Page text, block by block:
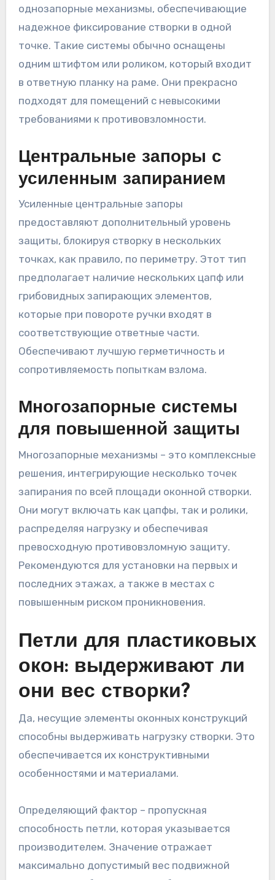
однозапорные механизмы, обеспечивающие
надежное фиксирование створки в одной
точке. Такие системы обычно оснащены
одним штифтом или роликом, который входит
в ответную планку на раме. Они прекрасно
подходят для помещений с невысокими
требованиями к противовзломности.
Центральные запоры с
усиленным запиранием
Усиленные центральные запоры
предоставляют дополнительный уровень
защиты, блокируя створку в нескольких
точках, как правило, по периметру. Этот тип
предполагает наличие нескольких цапф или
грибовидных запирающих элементов,
которые при повороте ручки входят в
соответствующие ответные части.
Обеспечивают лучшую герметичность и
сопротивляемость попыткам взлома.
Многозапорные системы
для повышенной защиты
Многозапорные механизмы – это комплексные
решения, интегрирующие несколько точек
запирания по всей площади оконной створки.
Они могут включать как цапфы, так и ролики,
распределяя нагрузку и обеспечивая
превосходную противовзломную защиту.
Рекомендуются для установки на первых и
последних этажах, а также в местах с
повышенным риском проникновения.
Петли для пластиковых
окон: выдерживают ли
они вес створки?
Да, несущие элементы оконных конструкций
способны выдерживать нагрузку створки. Это
обеспечивается их конструктивными
особенностями и материалами.
Определяющий фактор – пропускная
способность петли, которая указывается
производителем. Значение отражает
максимально допустимый вес подвижной